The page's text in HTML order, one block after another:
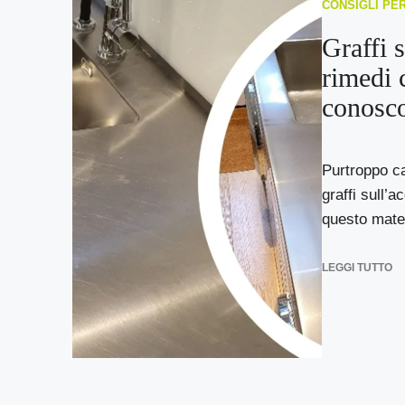
CONSIGLI
Graffi
rimedi
Purtroppo
graffi
questo
LEGGI TUTTO